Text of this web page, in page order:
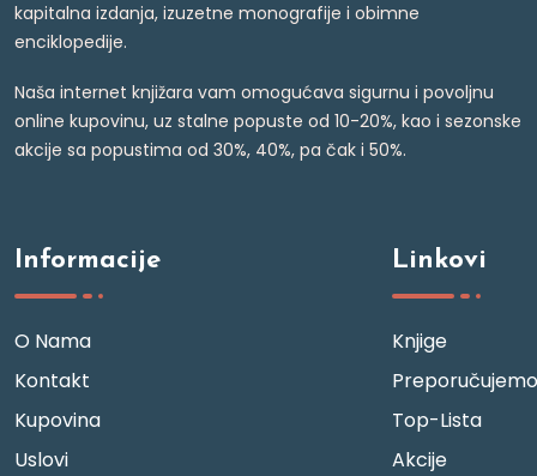
kapitalna izdanja, izuzetne monografije i obimne
enciklopedije.
Naša internet knjižara vam omogućava sigurnu i povoljnu
online kupovinu, uz stalne popuste od 10-20%, kao i sezonske
akcije sa popustima od 30%, 40%, pa čak i 50%.
Informacije
O Nama
Kontakt
Kupovina
Uslovi
Linkovi
Knjige
Preporučujemo
Top-Lista
Akcije